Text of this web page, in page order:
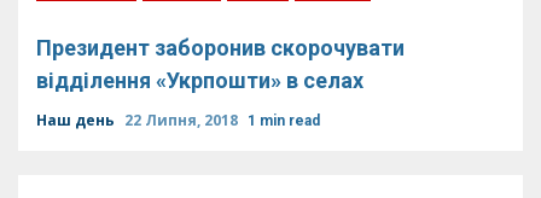
Президент заборонив скорочувати
відділення «Укрпошти» в селах
Наш день 22 Липня, 2018 1 min read